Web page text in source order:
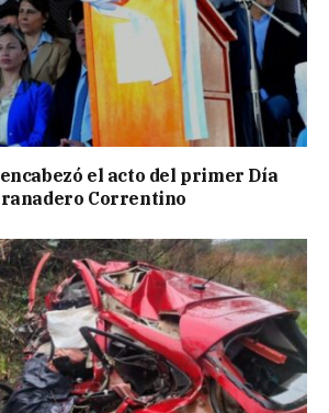
el acto del primer Día
Correntino